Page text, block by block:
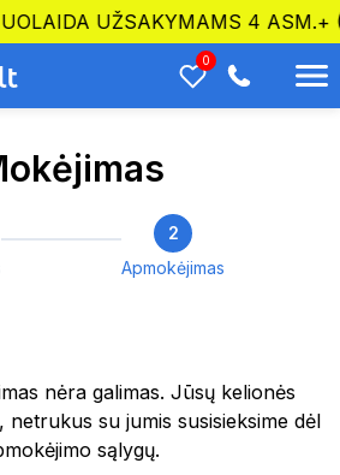
UŽSAKYMAMS 4 ASM.+
0
2
Apmokėjimas
nėra galimas. Jūsų kelionės
netrukus su jumis susisieksime dėl
sąlygų.